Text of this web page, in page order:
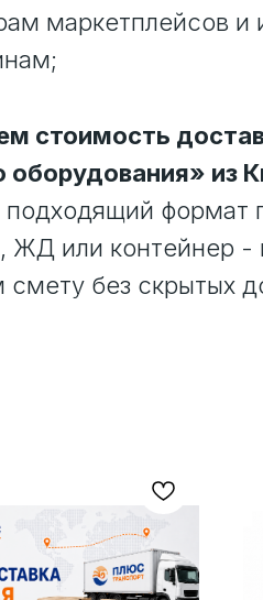
маркетплейсов и
стоимость
оборудования» из
формат
ЖД или контейнер -
смету без скрытых